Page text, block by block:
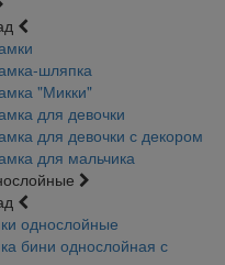
шляпка
"Микки"
для девочки
для девочки с декором
для мальчика
однослойные
бини однослойная с